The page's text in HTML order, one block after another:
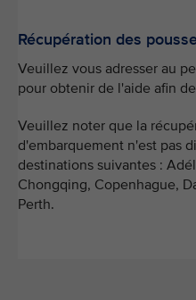
Récupération des
Veuillez vous adresser au
pour obtenir de l'aide afin
Veuillez noter que la
d'embarquement n'est pas
destinations suivantes :
Chongqing, Copenhague,
Perth.​​